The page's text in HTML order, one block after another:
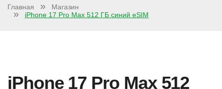
Главная
Магазин
iPhone 17 Pro Max 512 ГБ синий eSIM
iPhone 17 Pro Max 512